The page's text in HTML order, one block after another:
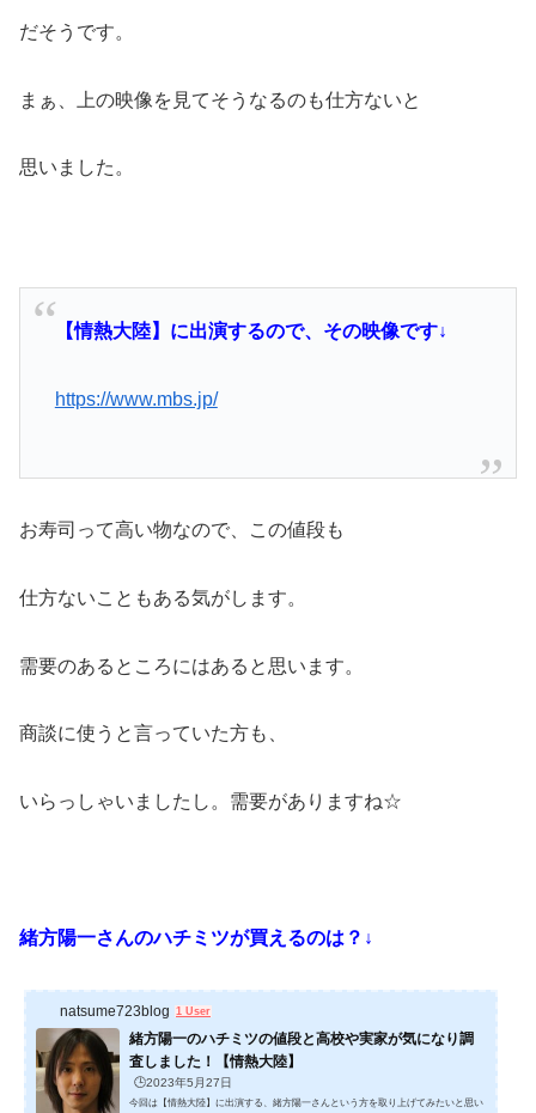
だそうです。
まぁ、上の映像を見てそうなるのも仕方ないと
思いました。
【情熱大陸】に出演するので、その映像です↓
https://www.mbs.jp/
お寿司って高い物なので、この値段も
仕方ないこともある気がします。
需要のあるところにはあると思います。
商談に使うと言っていた方も、
いらっしゃいましたし。需要がありますね☆
緒方陽一さんのハチミツが買えるのは？↓
natsume723blog 1 User
緒方陽一のハチミツの値段と高校や実家が気になり調
査しました！【情熱大陸】
🕒️2023年5月27日
今回は【情熱大陸】に出演する、緒方陽一さんという方を取り上げてみたいと思い